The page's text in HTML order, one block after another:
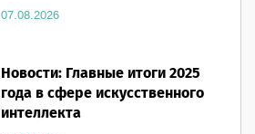
07.08.2026
Новости: Главные итоги 2025
года в сфере искусственного
интеллекта